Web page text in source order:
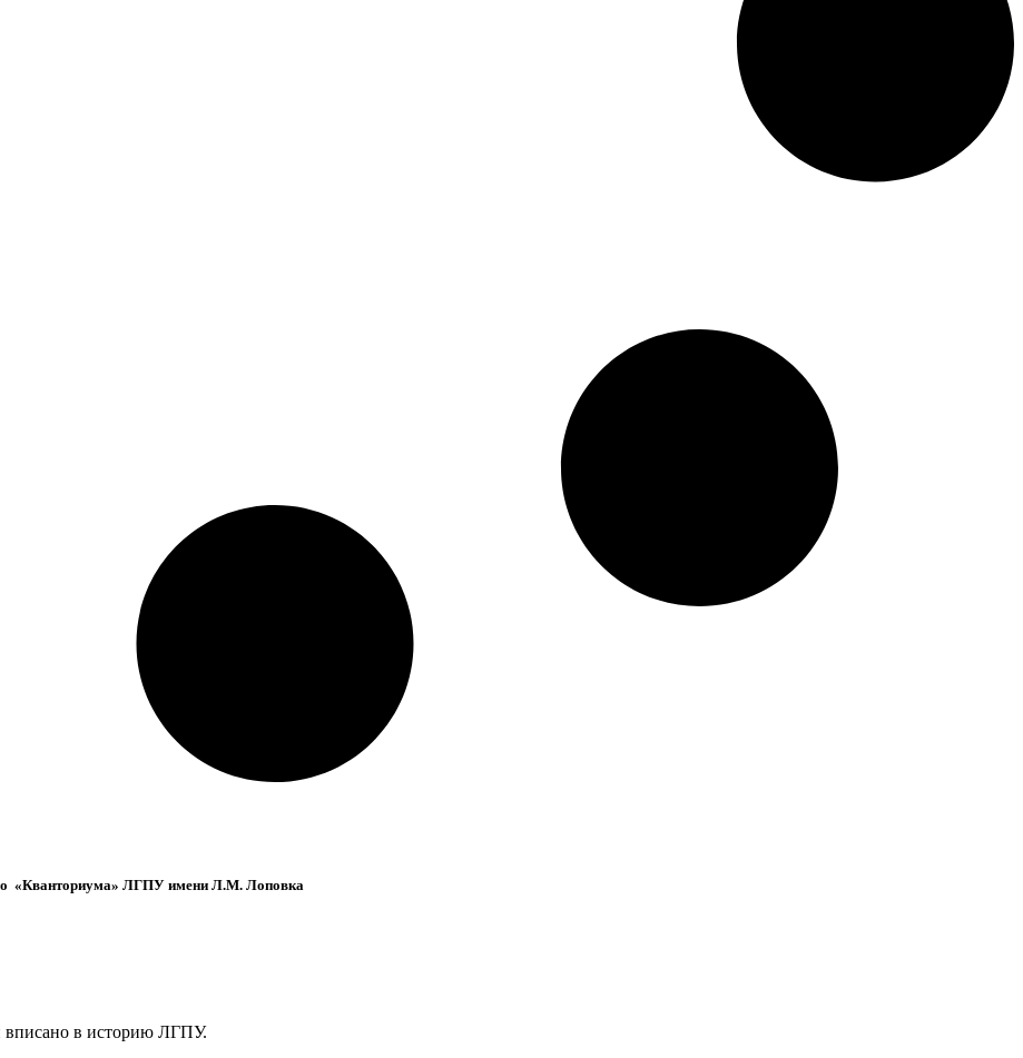
«Кванториума» ЛГПУ имени Л.М. Лоповка
вписано в историю ЛГПУ.